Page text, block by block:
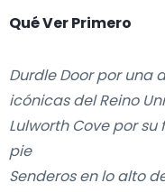
Qué Ver Primero
Durdle Door por una
icónicas del Reino
Lulworth Cove por
pie
Senderos en lo alto